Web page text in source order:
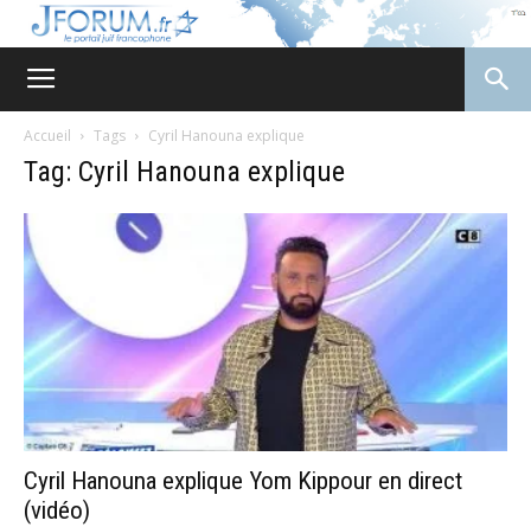
Accueil Tags Cyril Hanouna explique
Tag: Cyril Hanouna explique
Cyril Hanouna explique Yom Kippour en direct
(vidéo)